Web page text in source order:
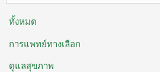
ทั้งหมด
การแพทย์ทางเลือก
ดูแลสุขภาพ